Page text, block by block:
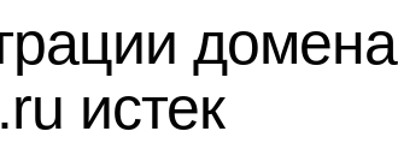
домена
истек